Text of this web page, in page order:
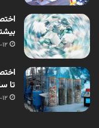
تا سال ۲۰۳۶ به بیش از ۶۱۵